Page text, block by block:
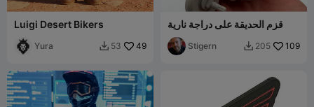
Luigi Desert Bikers
Yura  53 49
قزم الحديقة على دراجة نارية
Stigern  205 109